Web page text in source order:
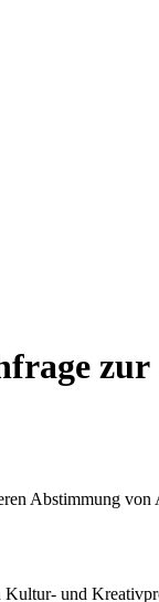
zur
Abstimmung
und